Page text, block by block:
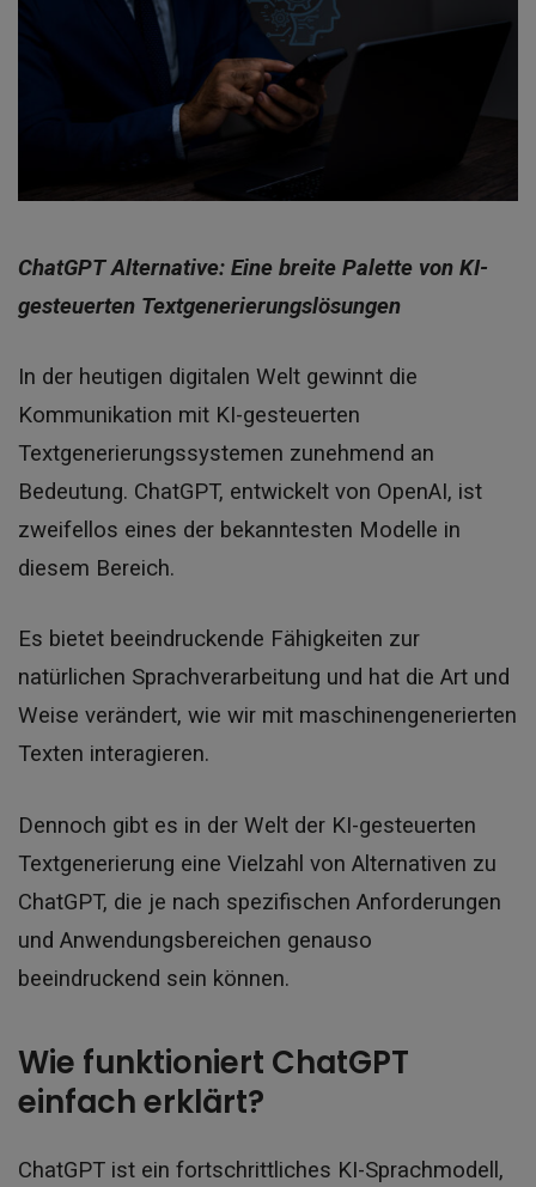
ChatGPT Alternative: Eine breite Palette von KI-
gesteuerten Textgenerierungslösungen
In der heutigen digitalen Welt gewinnt die
Kommunikation mit KI-gesteuerten
Textgenerierungssystemen zunehmend an
Bedeutung. ChatGPT, entwickelt von OpenAI, ist
zweifellos eines der bekanntesten Modelle in
diesem Bereich.
Es bietet beeindruckende Fähigkeiten zur
natürlichen Sprachverarbeitung und hat die Art und
Weise verändert, wie wir mit maschinengenerierten
Texten interagieren.
Dennoch gibt es in der Welt der KI-gesteuerten
Textgenerierung eine Vielzahl von Alternativen zu
ChatGPT, die je nach spezifischen Anforderungen
und Anwendungsbereichen genauso
beeindruckend sein können.
Wie funktioniert ChatGPT
einfach erklärt?
ChatGPT ist ein fortschrittliches KI-Sprachmodell,